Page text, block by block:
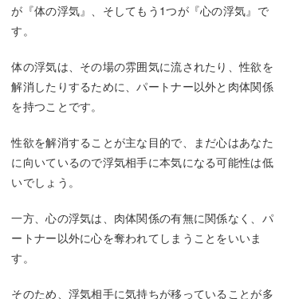
が『体の浮気』、そしてもう1つが『心の浮気』で
す。
体の浮気は、その場の雰囲気に流されたり、性欲を
解消したりするために、パートナー以外と肉体関係
を持つことです。
性欲を解消することが主な目的で、まだ心はあなた
に向いているので浮気相手に本気になる可能性は低
いでしょう。
一方、心の浮気は、肉体関係の有無に関係なく、パ
ートナー以外に心を奪われてしまうことをいいま
す。
そのため、浮気相手に気持ちが移っていることが多